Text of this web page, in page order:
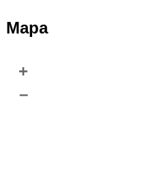
Mapa
+
–